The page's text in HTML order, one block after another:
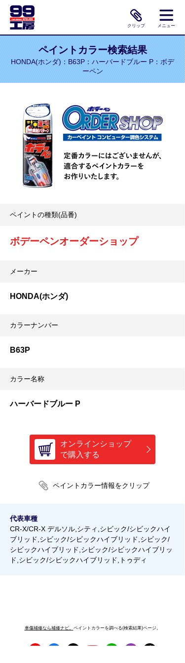
クリップ メニュー
ペイントカラー検索結果
HONDA(ホンダ)：B63P：ハーバードブルー P：ボデ
ーペン
ペイントの種類(品番)
ボデーペンオーダーショップ
メーカー
HONDA(ホンダ)
カラーナンバー
B63P
カラー名称
ハーバードブルー P
オンラインショップ
で購入する
代表車種
CR-X/CR-X デルソル,シティ,シビック/シビックハイ
ブリッド,シビック/シビックハイブリッド,シビック/
シビックハイブリッド,シビック/シビックハイブリッ
ド,シビック/シビックハイブリッド,トゥディ
車傷補修なら補修ナビ。 ペイントカラーを調べる(検索結果)ページ。